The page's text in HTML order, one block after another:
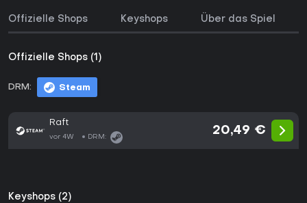
Offizielle Shops Keyshops Über das Spiel
Offizielle Shops (1)
DRM: Steam
Raft
vor 4W DRM:
20,49 €
Keyshops (2)